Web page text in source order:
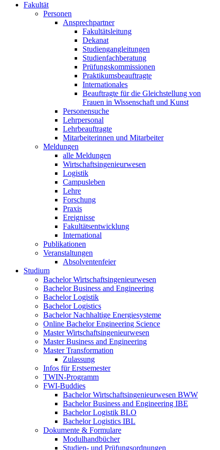
Fakultät
Personen
Ansprechpartner
Fakultätsleitung
Dekanat
Studiengangleitungen
Studienfachberatung
Prüfungskommissionen
Praktikumsbeauftragte
Internationales
Beauftragte für die Gleichstellung von
Frauen in Wissenschaft und Kunst
Personensuche
Lehrpersonal
Lehrbeauftragte
Mitarbeiterinnen und Mitarbeiter
Meldungen
alle Meldungen
Wirtschaftsingenieurwesen
Logistik
Campusleben
Lehre
Forschung
Praxis
Ereignisse
Fakultätsentwicklung
International
Publikationen
Veranstaltungen
Absolventenfeier
Studium
Bachelor Wirtschaftsingenieurwesen
Bachelor Business and Engineering
Bachelor Logistik
Bachelor Logistics
Bachelor Nachhaltige Energiesysteme
Online Bachelor Engineering Science
Master Wirtschaftsingenieurwesen
Master Business and Engineering
Master Transformation
Zulassung
Infos für Erstsemester
TWIN-Programm
FWI-Buddies
Bachelor Wirtschaftsingenieurwesen BWW
Bachelor Business and Engineering IBE
Bachelor Logistik BLO
Bachelor Logistics IBL
Dokumente & Formulare
Modulhandbücher
Studien- und Prüfungsordnungen